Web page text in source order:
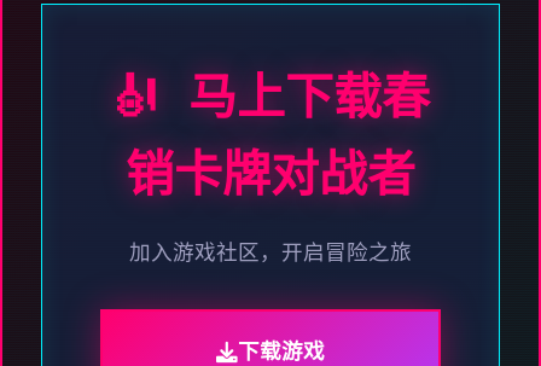
🎻 马上下载春
销卡牌对战者
加入游戏社区，开启冒险之旅
下载游戏